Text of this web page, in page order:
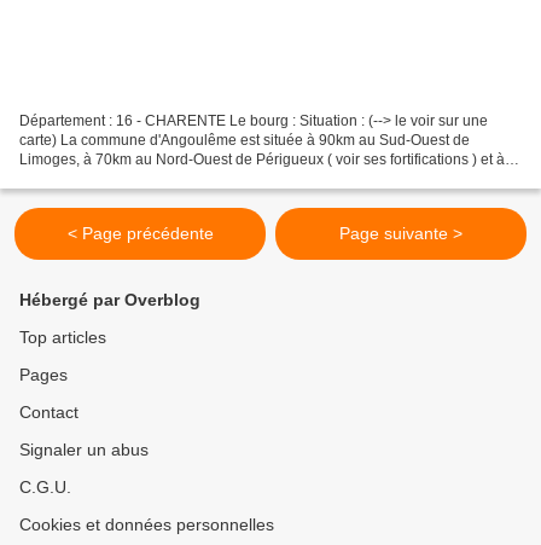
Département : 16 - CHARENTE Le bourg : Situation : (--> le voir sur une
carte) La commune d'Angoulême est située à 90km au Sud-Ouest de
Limoges, à 70km au Nord-Ouest de Périgueux ( voir ses fortifications ) et à
< Page précédente Page suivante >
Hébergé par Overblog
Top articles
Pages
Contact
Signaler un abus
C.G.U.
Cookies et données personnelles